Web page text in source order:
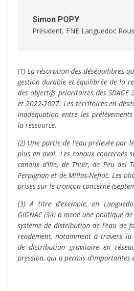
Simon POPY
Président, FNE Languedoc
(1) La résorption des déséquilibres
gestion durable et équilibrée de la
des objectifs prioritaires des SDAGE
et 2022-2027. Les territoires en
inadéquation entre les
la ressource.
(2) Une partie de l’eau prélevée par
plus en aval. Les canaux concernés
canaux d’Ille, de Thuir, de Peu del
Perpignan et de Millas-Nefiac. Les
prises sur le tronçon concerné
(3) A titre d’exemple, en
GIGNAC (34) a mené une politique
système de distribution de l’eau de
rendement, notamment à travers la
de distribution gravitaire en
pression, qui a permis d’importantes